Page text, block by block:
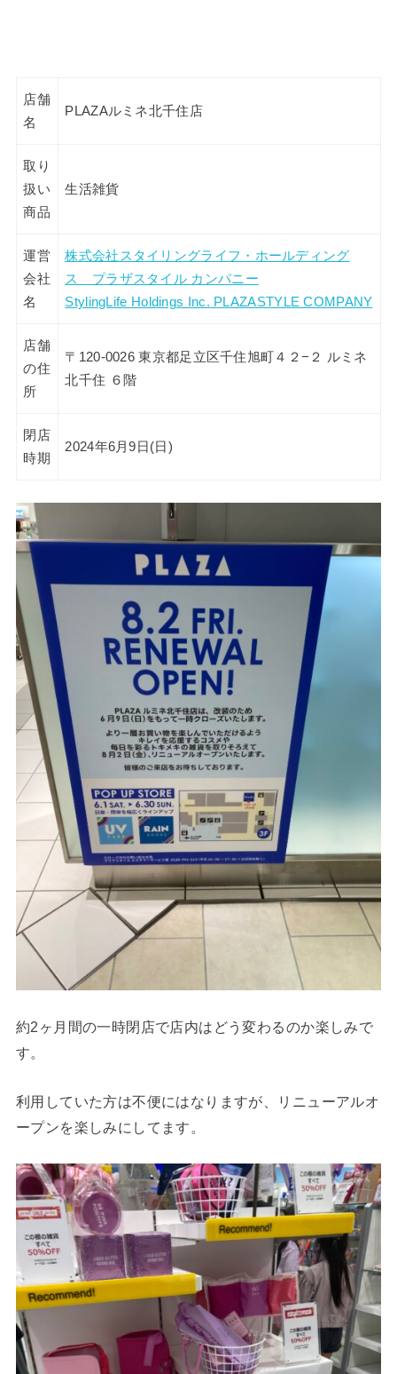
店舗
名
PLAZAルミネ北千住店
取り
扱い
商品
生活雑貨
運営
会社
名
株式会社スタイリングライフ・ホールディング
ス プラザスタイル カンパニー
StylingLife Holdings Inc. PLAZASTYLE COMPANY
店舗
の住
所
〒120-0026 東京都足立区千住旭町４２−２ ルミネ
北千住 ６階
閉店
時期
2024年6月9日(日)
約2ヶ月間の一時閉店で店内はどう変わるのか楽しみで
す。
利用していた方は不便にはなりますが、リニューアルオ
ープンを楽しみにしてます。